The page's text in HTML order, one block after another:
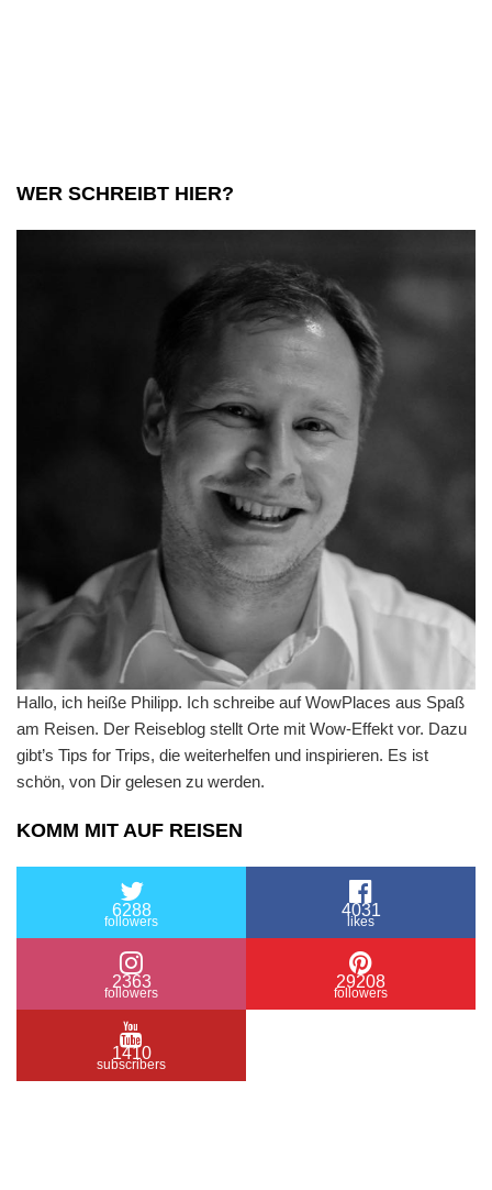
WER SCHREIBT HIER?
Hallo, ich heiße Philipp. Ich schreibe auf WowPlaces aus Spaß
am Reisen. Der Reiseblog stellt Orte mit Wow-Effekt vor. Dazu
gibt’s Tips for Trips, die weiterhelfen und inspirieren. Es ist
schön, von Dir gelesen zu werden.
KOMM MIT AUF REISEN
6288
followers
4031
likes
2363
followers
29208
followers
1410
subscribers